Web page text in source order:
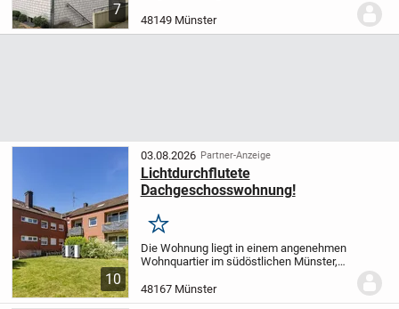
7
durch eine praktische Raumaufteilung,
eine angenehme Wohnatmosphäre und
48149 Münster
10
03.08.2026 Partner-Anzeige
Lichtdurchflutete
Dachgeschosswohnung!
Merken
Die Wohnung liegt in einem angenehmen
Wohnquartier im südöstlichen Münster,
eine etablierte Nachbarschaft überzeugt.
Im direkten Umfeld finden sich
48167 Münster